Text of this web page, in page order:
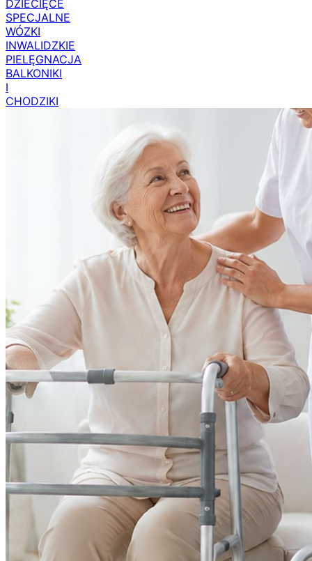
DZIECIĘCE
SPECJALNE
WÓZKI
INWALIDZKIE
PIELĘGNACJA
BALKONIKI
I
CHODZIKI